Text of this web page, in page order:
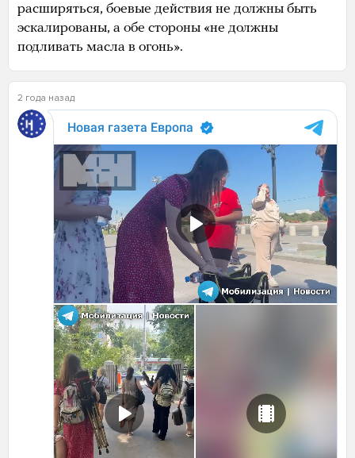
расширяться, боевые действия не должны быть
эскалированы, а обе стороны «не должны
подливать масла в огонь».
2 года назад